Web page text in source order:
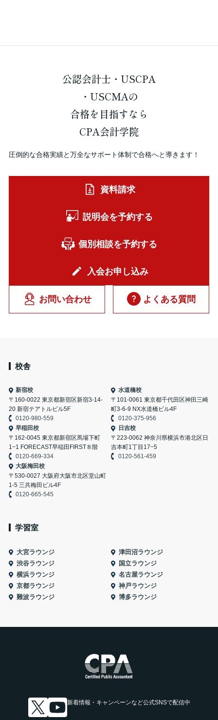
公認会計士・USCPA
・USCMAの
合格を 目指すなら
CPA会計学院
圧倒的な合格実績と万全なサポート体制で合格へと導きます！
資料請求
説明会を予約する
個別相談を予約する
入会お申し込み
お問い合わせ よくある質問
校舎
新宿校
〒160-0022 東京都新宿区新宿3-14-
20 新宿テアトルビル5F
0120-980-559
水道橋校
〒101-0061 東京都千代田区神田三崎
町3-6-9 NX水道橋ビル4F
0120-375-956
早稲田校
〒162-0045 東京都新宿区馬場下町
1−1 FORECAST早稲田FIRST８階
0120-669-334
日吉校
〒223-0062 神奈川県横浜市港北区日
吉本町1丁目17−5
0120-561-459
大阪梅田校
〒530-0027 大阪府大阪市北区堂山町
1-5 三共梅田ビル4F
0120-665-545
学習室
大宮ラウンジ
津田沼ラウンジ
渋谷ラウンジ
国立ラウンジ
横浜ラウンジ
名古屋ラウンジ
京都ラウンジ
神戸ラウンジ
難波ラウンジ
博多ラウンジ
新着情報・キャンペーンなど公式SNSで配信中